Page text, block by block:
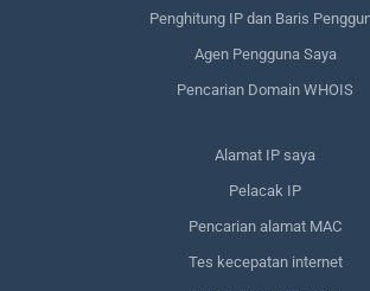
Penghitung IP dan Baris
Agen Pengguna Saya
Pencarian Domain WHOIS
Alamat IP saya
Pelacak IP
Pencarian alamat MAC
Tes kecepatan internet